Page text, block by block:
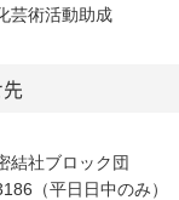
芸術活動助成
結社ブロック団
（平日日中のみ）